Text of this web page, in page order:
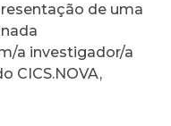
de uma
a investigador/a
CICS.NOVA,